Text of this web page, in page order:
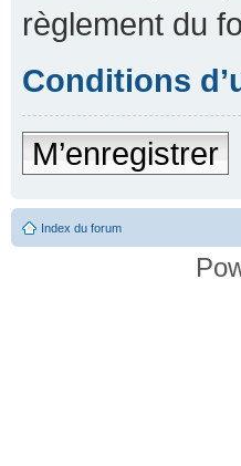
règlement du
Conditions
M’enregistrer
Index du forum